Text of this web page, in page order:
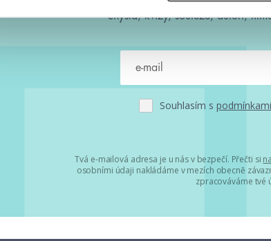
Vše kolem #youngadult každý
chystá, kvízy, soutěže, autoři,
Souhlasím s
Tvá e-mailová adresa je u nás v bezpečí. Přečti si
osobními údaji nakládáme v mezích obecně
zpracováváme tvé